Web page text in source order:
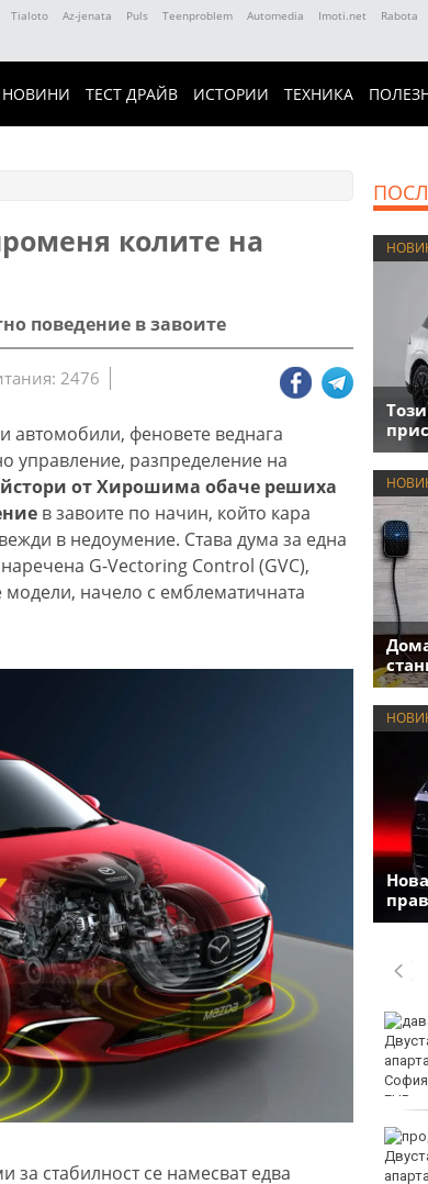
Tialoto Az-jenata Puls Teenproblem Automedia Imoti.net Rabota
НОВИНИ ТЕСТ ДРАЙВ ИСТОРИИ ТЕХНИКА
колите на
поведение в завоите
2476
автомобили, феновете веднага
управление, разпределениe на
от Хирошима обаче решиха
в завоите по начин, който кара
в недоумение. Става дума за една
G-Vectoring Control (GVC),
модели, начело с емблематичната
за стабилност се намесват едва
Румъния: Радарите ни не
са засекли дрона преди
"Майя" и е широко